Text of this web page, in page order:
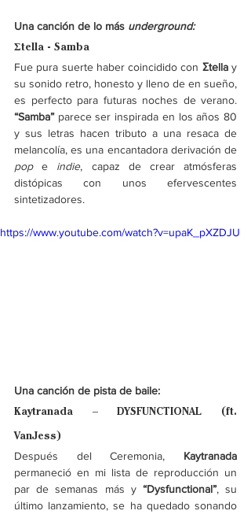
Una canción de lo más underground:
Σtella - Samba
Fue pura suerte haber coincidido con Σtella y
su sonido retro, honesto y lleno de en sueño,
“Samba” parece ser inspirada en los años 80
y sus letras hacen tributo a una resaca de
pop e indie, capaz de crear atmósferas
distópicas con unos efervescentes
sintetizadores.
https://www.youtube.com/watch?v=upaK_pXZDJU
Una canción de pista de baile:
Kaytranada – DYSFUNCTIONAL (ft.
VanJess)
Después del Ceremonia,
permaneció en mi lista de reproducción un
par de semanas más y “Dysfunctional”, su
último lanzamiento, se ha quedado sonando